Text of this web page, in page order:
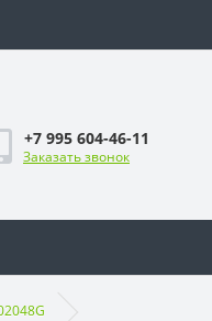
+7 995 604-46-11
Заказать звонок